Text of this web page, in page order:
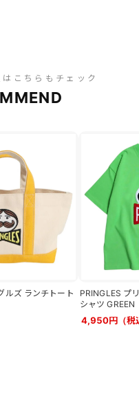
こちらもチェック
ルズ ランチトート
PRINGLES プ
シャツ GREEN
4,950円（税